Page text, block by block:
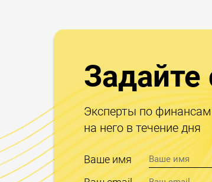
Задайте
Эксперты по
на него в течение дня
Ваше имя